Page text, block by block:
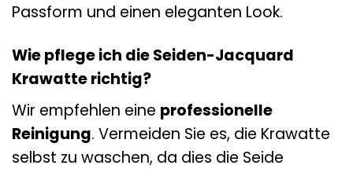
Passform und einen eleganten Look.
Wie pflege ich die Seiden-Jacquard
Krawatte richtig?
Wir empfehlen eine professionelle
Reinigung. Vermeiden Sie es, die Krawatte
selbst zu waschen, da dies die Seide